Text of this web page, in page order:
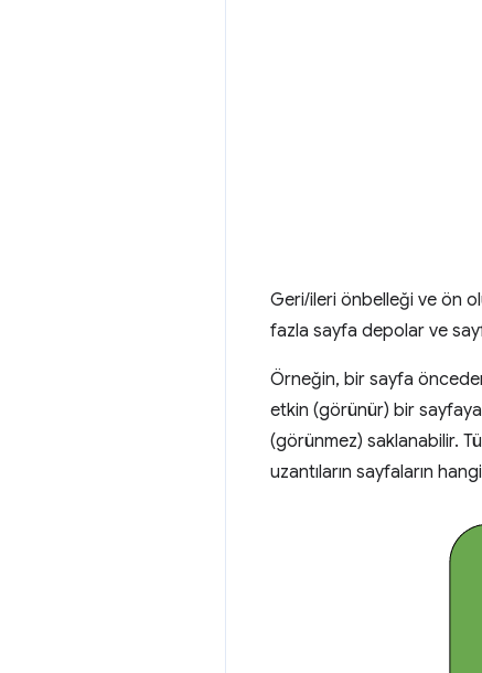
Geri/ileri önbelleği ve ön
fazla sayfa depolar ve
Örneğin, bir sayfa
etkin (görünür) bir
(görünmez) saklanabilir.
uzantıların sayfaların